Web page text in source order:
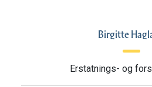
Birgitte
Erstatnings- og